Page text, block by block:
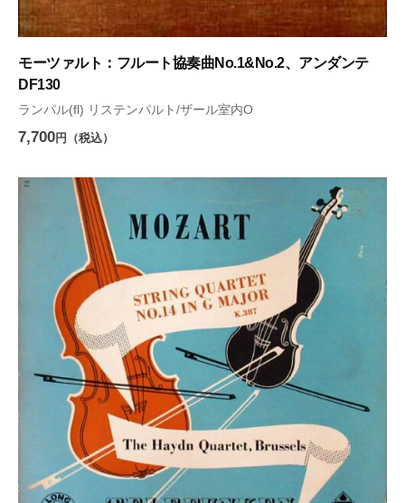
モーツァルト：フルート協奏曲No.1&No.2、アンダンテ
DF130
ランパル(fl) リステンパルト/ザール室内O
7,700円（税込）